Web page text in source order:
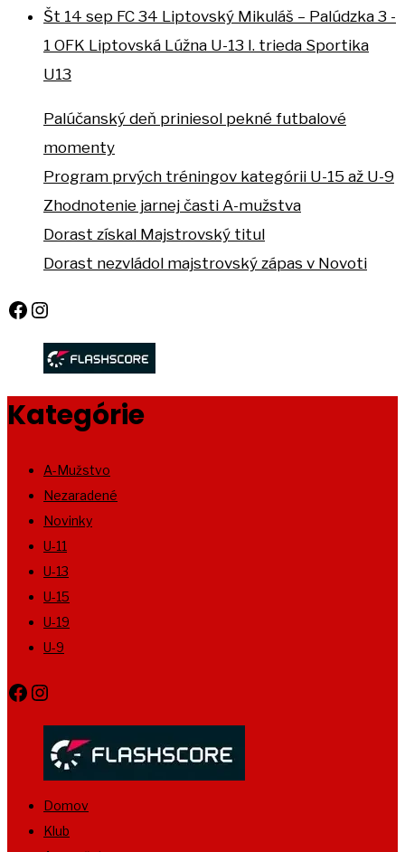
Št 14 sep FC 34 Liptovský Mikuláš – Palúdzka 3 -
1 OFK Liptovská Lúžna U-13 I. trieda Sportika
U13
Palúčanský deň priniesol pekné futbalové
momenty
Program prvých tréningov kategórii U-15 až U-9
Zhodnotenie jarnej časti A-mužstva
Dorast získal Majstrovský titul
Dorast nezvládol majstrovský zápas v Novoti
Facebook
Instagram
Kategórie
A-Mužstvo
Nezaradené
Novinky
U-11
U-13
U-15
U-19
U-9
Facebook
Instagram
Domov
Klub